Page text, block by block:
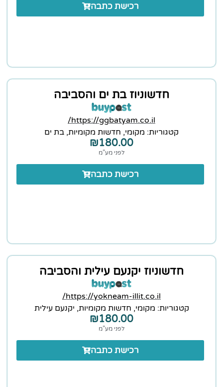
רכישת כתבה
חדשוניוז בת ים והסביבה
https://ggbatyam.co.il/
קטגוריות: מקומי, חדשות מקומיות, בת ים
₪180.00
לפני מע”מ
רכישת כתבה
חדשוניוז יקנעם עילית והסביבה
https://yokneam-illit.co.il/
קטגוריות: מקומי, חדשות מקומיות, יקנעם עילית
₪180.00
לפני מע”מ
רכישת כתבה